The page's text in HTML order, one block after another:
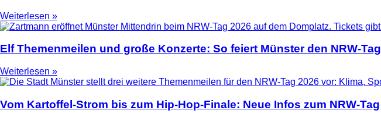
Weiterlesen »
Elf Themenmeilen und große Konzerte: So feiert Münster den NRW-Tag
Weiterlesen »
Vom Kartoffel-Strom bis zum Hip-Hop-Finale: Neue Infos zum NRW-Tag